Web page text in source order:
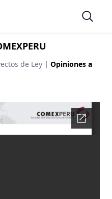
Open
de Ley | Opiniones a